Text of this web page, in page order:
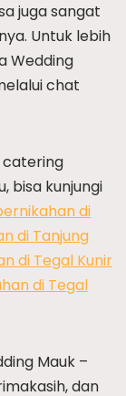
juga sangat
Untuk lebih
Wedding
chat
catering
bisa kunjungi
di
di Tanjung
di Tegal Kunir
di Tegal
Mauk –
dan